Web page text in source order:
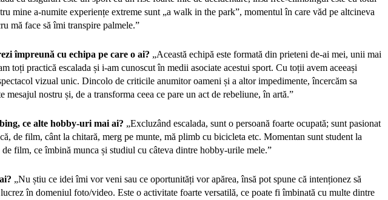
mine a-numite experiențe extreme sunt „a walk in the park”, momentul în care văd pe altcineva
mă face să îmi transpire palmele.”
împreună cu echipa pe care o ai? „Această echipă este formată din prieteni de-ai mei, unii mai
toți practică escalada și i-am cunoscut în medii asociate acestui sport. Cu toții avem aceeași
vizual unic. Dincolo de criticile anumitor oameni și a altor impedimente, încercăm sa
mesajul nostru și, de a transforma ceea ce pare un act de rebeliune, în artă.”
ce alte hobby-uri mai ai? „Excluzând escalada, sunt o persoană foarte ocupată; sunt pasionat
de film, cânt la chitară, merg pe munte, mă plimb cu bicicleta etc. Momentan sunt student la
film, ce îmbină munca și studiul cu câteva dintre hobby-urile mele.”
„Nu știu ce idei îmi vor veni sau ce oportunități vor apărea, însă pot spune că intenționez să
în domeniul foto/video. Este o activitate foarte versatilă, ce poate fi îmbinată cu multe dintre